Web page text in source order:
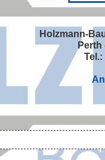
Holzmann-
Perth
Tel.: